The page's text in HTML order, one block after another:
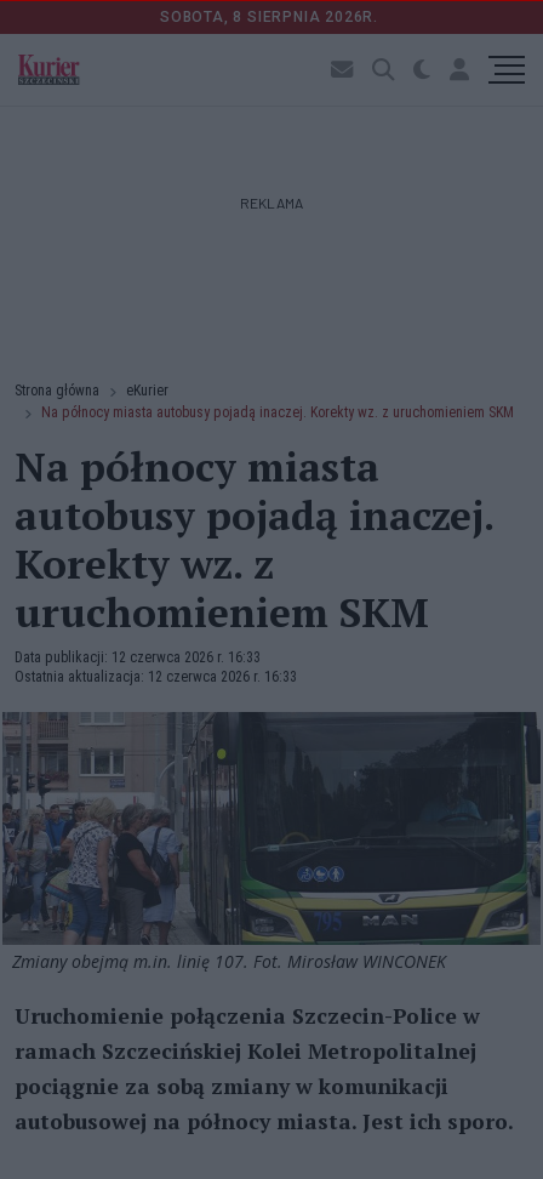
SOBOTA, 8 SIERPNIA 2026R.
REKLAMA
Strona główna
eKurier
Na północy miasta autobusy pojadą inaczej. Korekty wz. z uruchomieniem SKM
Na północy miasta
autobusy pojadą inaczej.
Korekty wz. z
uruchomieniem SKM
Data publikacji: 12 czerwca 2026 r. 16:33
Ostatnia aktualizacja: 12 czerwca 2026 r. 16:33
Zmiany obejmą m.in. linię 107. Fot. Mirosław WINCONEK
Uruchomienie połączenia Szczecin-Police w
ramach Szczecińskiej Kolei Metropolitalnej
pociągnie za sobą zmiany w komunikacji
autobusowej na północy miasta. Jest ich sporo.